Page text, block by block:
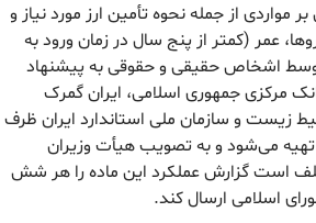
بر مواردی از جمله نحوه تأمین ارز مورد نیاز و
عمر (کمتر از پنج سال در زمان ورود به
اشخاص حقیقی و حقوقی به پیشنهاد
مرکزی جمهوری اسلامی، ایران گمرک
زیست و سازمان ملی استاندارد ایران ظرف
تهیه می‌شود و به تصویب هیأت وزیران
است گزارش عملکرد این ماده را هر شش
اسلامی ارسال کند.